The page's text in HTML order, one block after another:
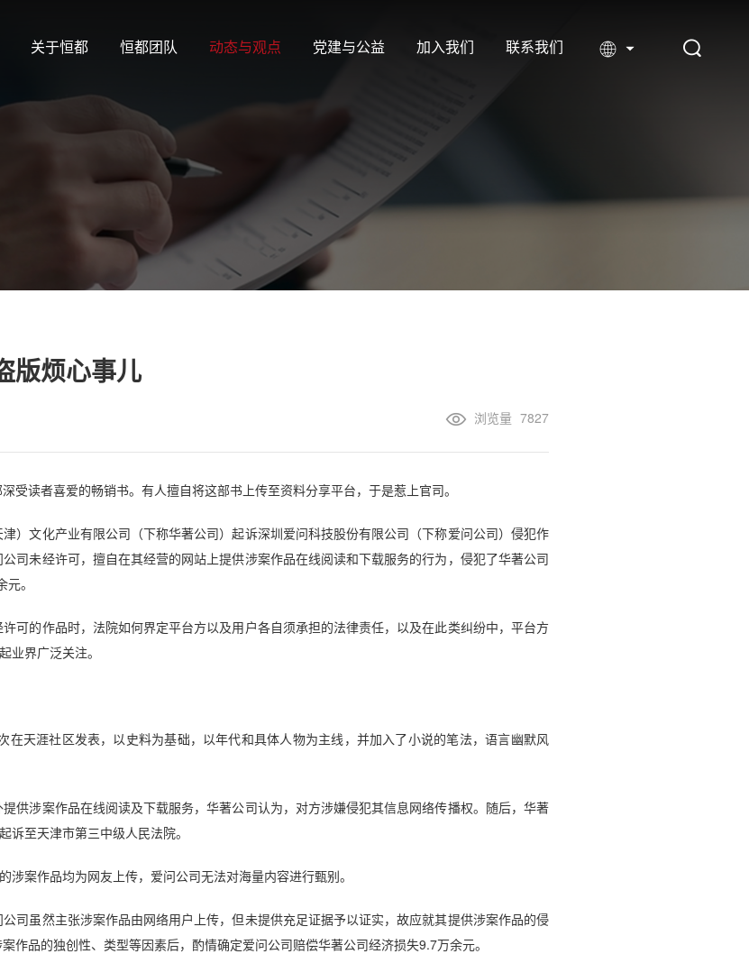
关于恒都 恒都团队 动态与观点 党建与公益 加入我们 联系我们
版烦心事儿
浏览量 7827
读者喜爱的畅销书。有人擅自将这部书上传至资料分享平台，于是惹上官司。
文化产业有限公司（下称华著公司）起诉深圳爱问科技股份有限公司（下称爱问公司）侵犯作
司未经许可，擅自在其经营的网站上提供涉案作品在线阅读和下载服务的行为，侵犯了华著公司
。
的作品时，法院如何界定平台方以及用户各自须承担的法律责任，以及在此类纠纷中，平台方
业界广泛关注。
天涯社区发表，以史料为基础，以年代和具体人物为主线，并加入了小说的笔法，语言幽默风
涉案作品在线阅读及下载服务，华著公司认为，对方涉嫌侵犯其信息网络传播权。随后，华著
诉至天津市第三中级人民法院。
案作品均为网友上传，爱问公司无法对海量内容进行甄别。
虽然主张涉案作品由网络用户上传，但未提供充足证据予以证实，故应就其提供涉案作品的侵
作品的独创性、类型等因素后，酌情确定爱问公司赔偿华著公司经济损失9.7万余元。